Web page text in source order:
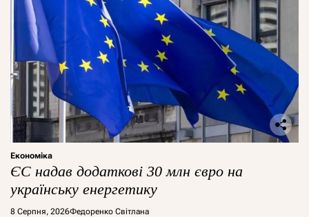
Економіка
ЄС надав додаткові 30 млн євро на
українську енергетику
8 Серпня, 2026Федоренко Світлана